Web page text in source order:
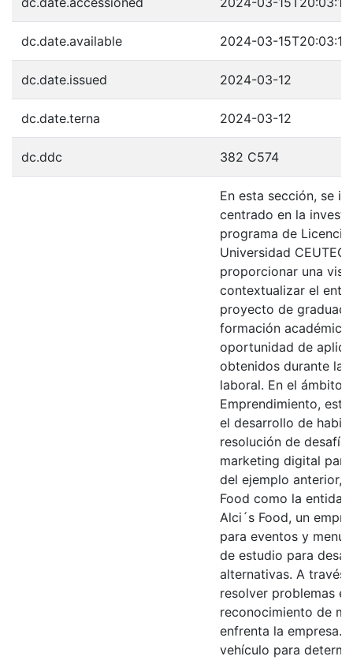
dc.date.available 2024-03-
dc.date.issued 2024-03-12
dc.date.terna 2024-03-12
dc.ddc 382 C574
En esta sección, se
centrado en la
programa de
Universidad
proporcionar una
contextualizar el
proyecto de
formación
oportunidad de
obtenidos durante la
laboral. En el ámbito
Emprendimiento,
el desarrollo de
resolución de
marketing digital
del ejemplo anterior,
Food como la
Alci´s Food, un
para eventos y
de estudio para
alternativas. A través
resolver problemas
reconocimiento de
enfrenta la empresa.
vehículo para